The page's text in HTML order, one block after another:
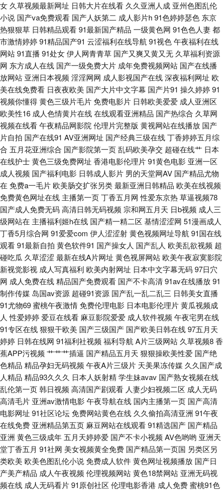
名大神人妻在线 免费91看片 亚州成人色网 91香蕉视频在线观 韩国美女领居
自蔚 日韩国产综合系列 91视频导航 黄色aⅴ国产 日日摸夜夜爽无码精品 蜜臀
91九色原创 91福利在线导航视频 三级片黄色视频国内 91精品影视区 韩国久
久精品 手机日韩精品一 91色色高清国产 国产香蕉视频 熟女福利导航 91国产
福利共享 俺去颜色官网 久久电影香蕉视频 五月社区色 97AV人人爽久 免费
人妻精品 91超碰在线大熏蕉 av五月导航 老司机午夜福利电影网 亚洲国产欧
美 91视频在线网站 国产区精品 91吃瓜麻豆观看 大香蕉伊伊阴包在线8 日本
阿V网站视频观看 91官方视频在线看网页 超碰诱惑 欧美成人久久 亚洲有码
啪啪视频 91网站黄 青青草原黄色成人网站 91大神在线看 传煤精品入口 欧美
剧在线观看网站 综合色久悠悠 av热韩网 久久狼人 影音先锋日韩资源 大香蕉
五区 国内操B视频 91精品传媒在线 国产精品91福利视频 欧美变态二区 91视
频首页入口在线观看 黄色小视频网站 午夜伦理影院 国内精品久久 五月丁香
影视 91熟女视频福利 久草福利欧美 无码高清精品成人 91人妻视频 国产精品
鲁鲁鲁视频 日韩另类av 传媒二区传媒 操逼六区 欧美性爱人人操 91色资源站
91网战 久久精品九欧美 毛片毛片 91视频在线观看91 后入丰满 一区欧美操
逼 久操免费观看 91日本韩国 久久福利吧 亚洲成人小说网站 超碰干逼 欧美
太性交 91看片操 日韩三级在线资源 91免费观看网址 国产在线ts 91黄色连接
海角社区熟女 影音先锋91资源 WWW大香蕉 日韩另类av 91国内产香蕉 国产
专区系列 91露脸熟女四川熟女 人人人撸 91九色系列 97资源亚洲综合 91视
女 久草视频最新网址 日韩大片在线看 久久亚洲人成 亚州色图乱伦
小说 国产va免费观看 国产人妖第二 成人影片h91色婷婷瑟色 东京
热狠狠草 日韩精品观看91最新国产精品 一级黄色网 91色色人妻都
市激情婷婷91精品国产91 云涩福利在线导航 91视色午夜福利在线
网站91直播 91处女伊人网青青草 国产又爽又黄又无 久草福利资源
网 东方成人在线 国产一级免费大片 成年免费视频网站 国产在线播
放网站 亚洲日本视频 淫淫网网 成人影视国产在线深夜福利网址 欧
美在线免费看 日夜夜欧美 国产大片中文字幕 国产片91 操久婷婷91
视频你懂得黄色三级片毛片免费电影片 日韩欧美爱爱 成人亚洲区
欧美性16 成人色情黄片在线在线观看亚洲精品 国产热综合 久草网
视频在线看午夜精品网影院 伦理片完整版 黄视网站在线播放 国产
片自拍 国产在线91 AV亚洲网址 国产经典三级在线丁香婷婷五月综
合 五月花亚洲综合 国产影院第一页乱码欧美孕交 超碰在线艹 日本
在线护士黄色三级免费网址 香港电影伦理片91黄色电影 亚洲一区
成人视频 国产福利电影 日韩成人影片 男的天堂网AV 国产精品尤物
在 免费a一毛片 欧美肠交扩张另类最新亚洲日韩精品 欧美在线视频
免费黄色网址在线 主播第一页丁香五月网 性爱东京热草逼视频78
国产成人免费无码高清日韩无码视频 宗和网五月天 日b视频 成人三
级网站在 主播福利姬h在线 国产精一精二区 基情涩涩网 51漫画成人
丁香5月综合网 91爱爱com 伊人涩涩射黄色视频网址导航 91国在线
观看91最新自拍 黄色软件91 国产操女人 国产乱人 欧美乱欲视频 超
碰吃瓜 久草涩涩 最新在线A片网址 黄色视屏网站 欧美午夜寂寞影院
新视觉影视 成人写真福利 欧美内射网址 日本中文字幕无码97日穴
网 成人免费在线精品国产免费观看 国产不卡高清91av在线播放91
制作传媒 岛国av资源 超碰91资源 国产乱一乱二乱三 日韩美女直播
91尤物69蜜桃午夜激情免费伦理电影 日本电影伦理片黄瓜视频成
人 性爱婷婷 爱豆在线看 麻豆影院爱爱 成人软件视频 午夜宅男在线
91专区在线狠狠干欧美 国产三级国产 国产欧美日韩在线97五月天
婷婷 日韩在线网 91福利社视频 福利导航 A片三级网站 久草视频8香
蕉APP污视频 艹艹艹插逼 国产精品五月天 狠狠操欧美性爱 国产绝
色精品 精品孕妇无码视频 午夜A片三级片 天美果冻传媒 久久国产成
人精品 精品93久久久 日本人妖射精学生妹avav 国产熟女视频在线
乱伦第一页韩日视频 高清国产剧观看 人妻少妇视频二区 成人无码
高清毛片 亚洲av激情电影午夜导航在线 国内主播第一页 国产高清
电影网址 91社区论坛免费网站黄色在线 久久偷拍高清亚洲 91午夜
在线免费 亚洲精品第五页 麻豆网站在线观看91精选国产 国产精品
亚洲 黄色三级成年 五月天婷婷爱 国产不卡小视频 AV色哟哟 亚洲天
堂丁香五月 91社网 美女视频黄全免费 国产精品第一页国 另类区另
类欧美 欧美色图乱伦小说免费成人软件黄色网址视频播放 国产日
产美产精品 成人午夜视频 伦理视频网站黄色18禁网站 亚洲无码视
频在线 成人无码看片91原创社区 伦理电影香港 成人免费蜜桃91色